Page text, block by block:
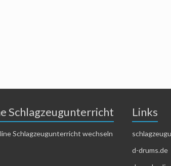
Schlagzeugunterricht
Schlagzeugunterricht wechseln
Links
d-drums.de